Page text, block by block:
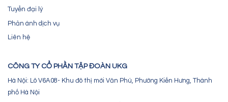
Tuyển đại lý
Phản ánh dịch vụ
Liên hệ
CÔNG TY CỔ PHẦN TẬP ĐOÀN UKG
Hà Nội: Lô V6A08- Khu đô thị mới Văn Phú, Phường Kiến Hưng, Thành
phố Hà Nội